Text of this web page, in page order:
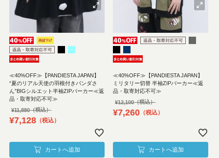
≪40%OFF≫【PANDIESTA JAPAN】
“夏のリアル天使の羽根付きパンダさ
ん”BIGシルエット半袖ZIPパーカー≪返
品・取寄対応不可≫
¥11,880
¥7,128 税込
カートへ追加
≪40%OFF≫【PANDIESTA JAPAN】
ミリタリー切替 半袖ZIPパーカー≪返
品・取寄対応不可≫
¥12,100
¥7,260 税込
カートへ追加